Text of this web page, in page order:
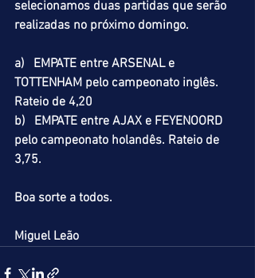
selecionamos duas partidas que serão
realizadas no próximo domingo.
a)   EMPATE entre ARSENAL e
TOTTENHAM pelo campeonato inglês.
Rateio de 4,20
b)   EMPATE entre AJAX e FEYENOORD
pelo campeonato holandês. Rateio de
3,75.
Boa sorte a todos.
Miguel Leão